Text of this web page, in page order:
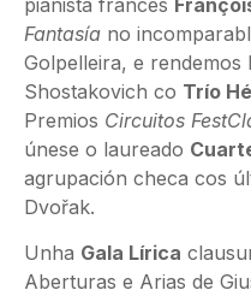
pianista francés
Fantasía no
Golpelleira, e rendemos
Shostakovich co Trío
Premios Circuitos
únese o laureado
agrupación checa cos
Dvořak.
Unha Gala Lírica
Aberturas e Arias de